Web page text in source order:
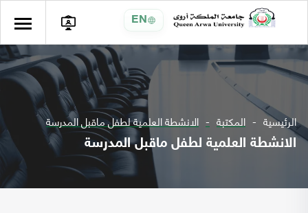
EN
الرئيسية المكتبة الانشطة العلمية لطفل ماقبل المدرسة
الانشطة العلمية لطفل ماقبل المدرسة